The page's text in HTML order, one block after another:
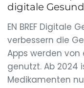
digitale
EN BREF Digitale
verbessern die
Apps werden von
genutzt. Ab 2024
Medikamenten